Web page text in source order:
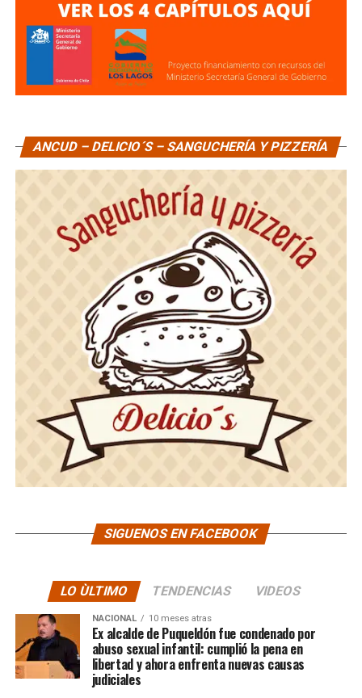
ANCUD – DELICIO´S – SANGUCHERÍA Y PIZZERÍA
SIGUENOS EN FACEBOOK
LO ÙLTIMO TENDENCIAS VIDEOS
NACIONAL 10 meses atras
Ex alcalde de Puqueldón fue condenado por
abuso sexual infantil: cumplió la pena en
libertad y ahora enfrenta nuevas causas
judiciales